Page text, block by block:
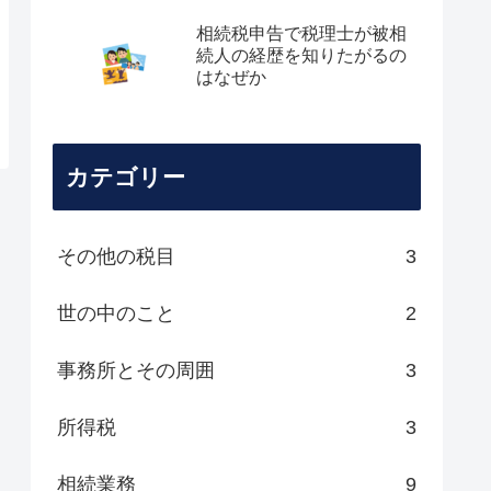
相続税申告で税理士が被相
続人の経歴を知りたがるの
はなぜか
カテゴリー
その他の税目 3
世の中のこと 2
事務所とその周囲 3
所得税 3
相続業務 9